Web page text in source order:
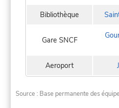
Bibliothèque
Gare SNCF
Aeroport
Source : Base permanente des